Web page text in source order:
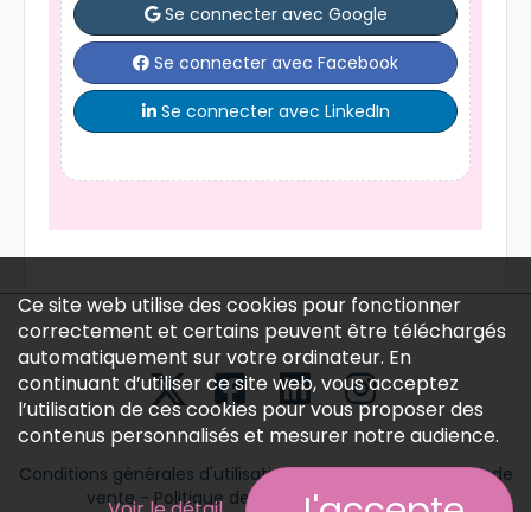
Se connecter avec Google
Se connecter avec Facebook
Se connecter avec LinkedIn
Conditions générales d'utilisation-Conditions générales de
vente -Politique des données personnelles
Ce site web utilise des cookies pour fonctionner
correctement et certains peuvent être téléchargés
automatiquement sur votre ordinateur. En
continuant d’utiliser ce site web, vous acceptez
l’utilisation de ces cookies pour vous proposer des
contenus personnalisés et mesurer notre audience.